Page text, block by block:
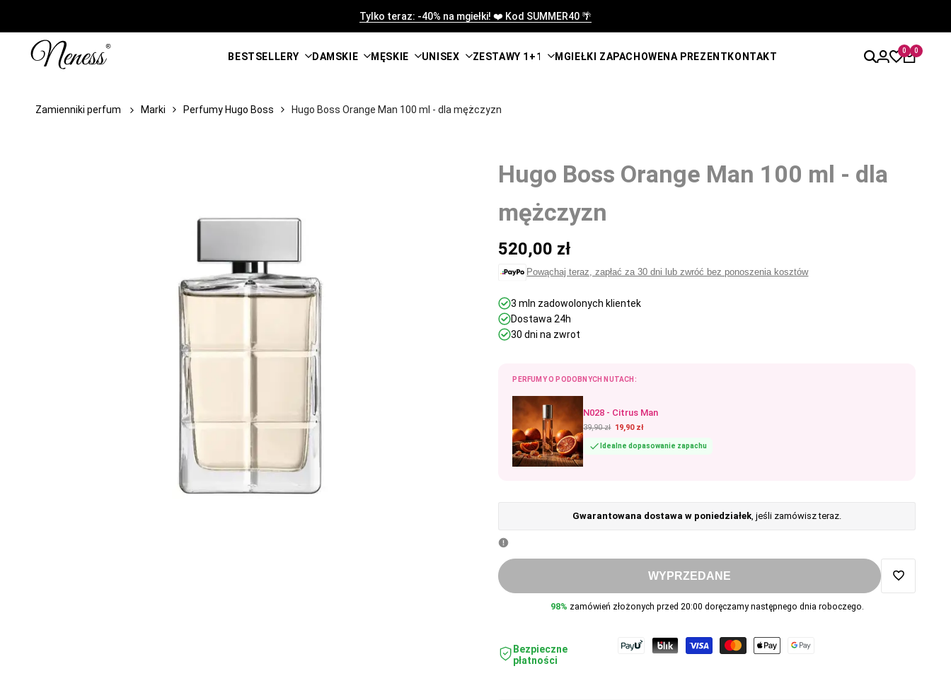
Tylko teraz: -40% na mgiełki! ❤️ Kod SUMMER40 🌴
BESTSELLERY DAMSKIE MĘSKIE UNISEX ZESTAWY 1+1 MGIEŁKI ZAPACHOWENA PREZENT KONTAKT
0 0
Zamienniki perfum Marki Perfumy Hugo Boss Hugo Boss Orange Man 100 ml - dla mężczyzn
Hugo Boss Orange Man 100 ml - dla
mężczyzn
Cena
promocyjna
520,00 zł
Powąchaj teraz, zapłać za 30 dni lub zwróć bez ponoszenia kosztów
3 mln zadowolonych klientek
Dostawa 24h
30 dni na zwrot
PERFUMY O PODOBNYCH NUTACH:
N028 - Citrus Man
39,90 zł 19,90 zł
Idealne dopasowanie zapachu
Gwarantowana dostawa w poniedziałek , jeśli zamówisz teraz.
WYPRZEDANE
Dodaj
98% zamówień złożonych przed 20:00 doręczamy następnego dnia roboczego.
Bezpieczne
płatności